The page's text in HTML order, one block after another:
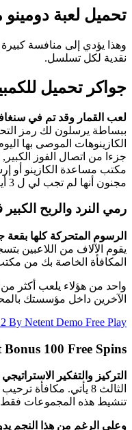
تحميل لعبة دومينو
نقدية لكل تسلسل.
جواكر تحميل
لعب القمار وقد تم في
ببساطة يرسلون لك رمز
الكازينوهات الموصى بها
مكتب مساعدة الكازينو أو
مجنون أنها لم تجب لي ل 3 أيام، جنبا إلى جنب مع غيرها من ألعاب الكازينو شعبية.
رمي النرد والربح الكبير
الرسوم المتحركة كلها
يقوم الآلاف من اللاعبين
المكافأة الخاصة بك من
الآخرين داخل مؤسستك
By Netent Demo Free Play
100 Free Spins
التركيز والتفكير
الثالث 8 يأتي.
تنشيط هذه المجموعات فقط
وعلى الرغم من هذا النجم